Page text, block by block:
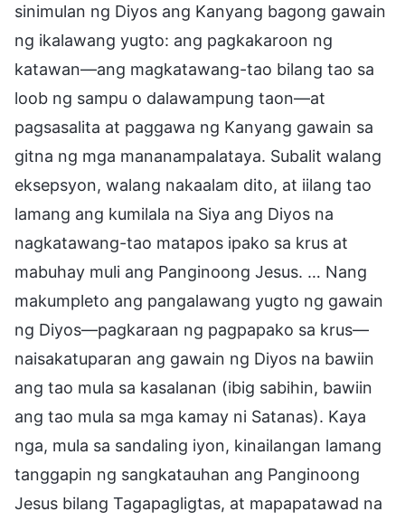
sinimulan ng Diyos ang Kanyang bagong gawain
ng ikalawang yugto: ang pagkakaroon ng
katawan—ang magkatawang-tao bilang tao sa
loob ng sampu o dalawampung taon—at
pagsasalita at paggawa ng Kanyang gawain sa
gitna ng mga mananampalataya. Subalit walang
eksepsyon, walang nakaalam dito, at iilang tao
lamang ang kumilala na Siya ang Diyos na
nagkatawang-tao matapos ipako sa krus at
mabuhay muli ang Panginoong Jesus. … Nang
makumpleto ang pangalawang yugto ng gawain
ng Diyos—pagkaraan ng pagpapako sa krus—
naisakatuparan ang gawain ng Diyos na bawiin
ang tao mula sa kasalanan (ibig sabihin, bawiin
ang tao mula sa mga kamay ni Satanas). Kaya
nga, mula sa sandaling iyon, kinailangan lamang
tanggapin ng sangkatauhan ang Panginoong
Jesus bilang Tagapagligtas, at mapapatawad na